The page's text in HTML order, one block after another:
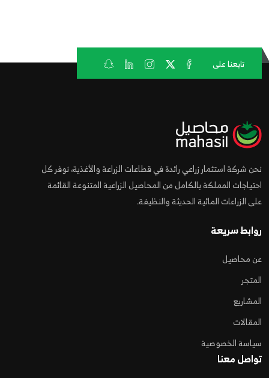
تابعنا على
نحن شركة استثمار زراعي رائدة في قطاعات الزراعة والأغذية، نوفر كل
احتياجات المملكة بالكامل من المحاصيل الزراعية المتنوعة القائمة
على الزراعات المائية الحديثة والنظيفة.
روابط سريعة
عن محاصيل
المتجر
المشاريع
المقالات
سياسة الخصوصية
تواصل معنا